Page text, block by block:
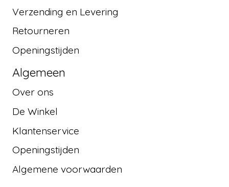
Verzending en Levering
Retourneren
Openingstijden
Algemeen
Over ons
De Winkel
Klantenservice
Openingstijden
Algemene voorwaarden